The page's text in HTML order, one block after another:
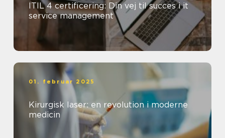
ITIL 4 certificering: Din vej til succes i it
service management
01. februar 2025
Kirurgisk laser: en revolution i moderne
medicin